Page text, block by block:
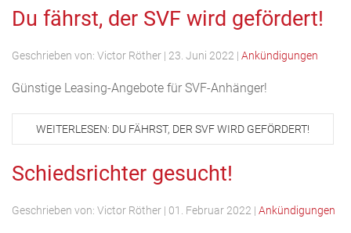
Du fährst, der SVF wird gefördert!
Geschrieben von: Victor Röther | 23. Juni 2022 | Ankündigungen
Günstige Leasing-Angebote für SVF-Anhänger!
WEITERLESEN: DU FÄHRST, DER SVF WIRD GEFÖRDERT!
Schiedsrichter gesucht!
Geschrieben von: Victor Röther | 01. Februar 2022 | Ankündigungen